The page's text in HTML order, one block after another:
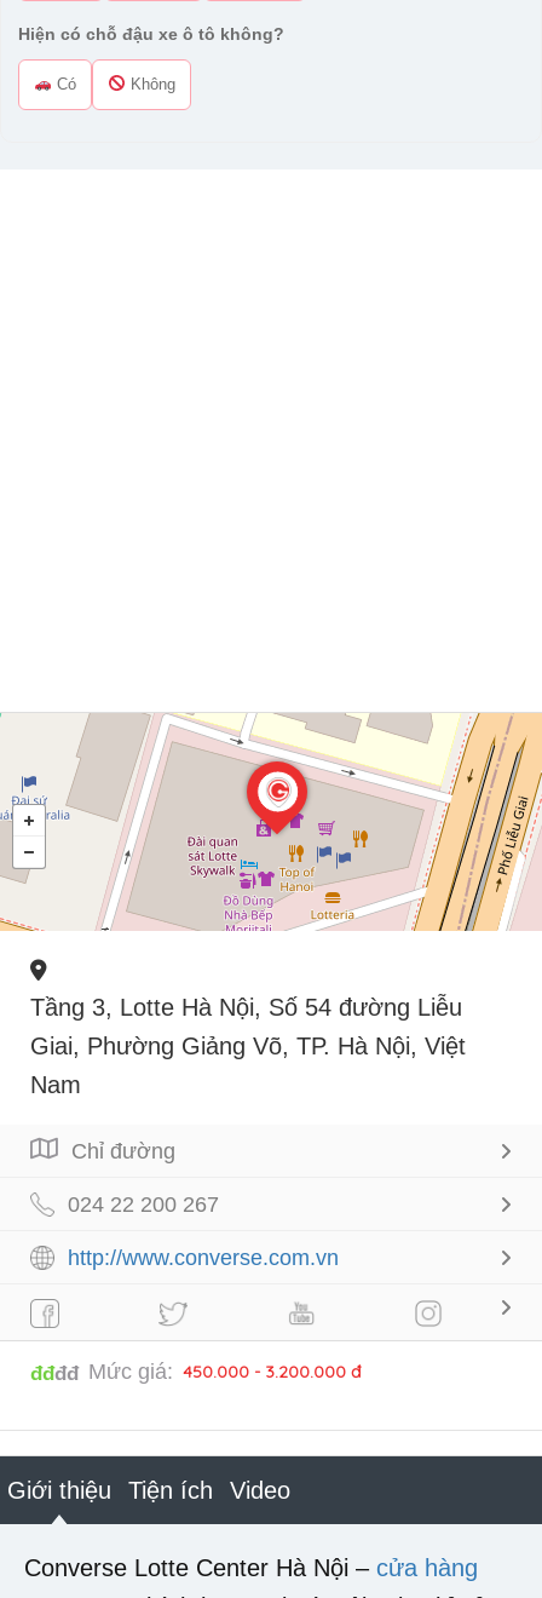
Hiện có chỗ đậu xe ô tô không?
Có Không
Tầng 3, Lotte Hà Nội, Số 54 đường Liễu
Giai, Phường Giảng Võ, TP. Hà Nội, Việt
Nam
Chỉ đường
024 22 200 267
http://www.converse.com.vn
đđđđ Mức giá: 450.000 - 3.200.000 đ
Giới thiệu Tiện ích Video
Converse Lotte Center Hà Nội – cửa hàng